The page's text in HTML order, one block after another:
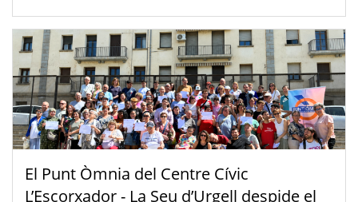
El Punt Òmnia del Centre Cívic
L’Escorxador - La Seu d’Urgell despide el